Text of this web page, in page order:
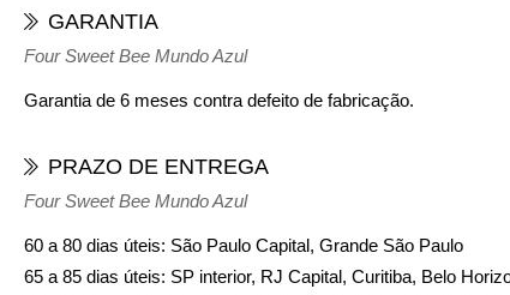
GARANTIA
Four Sweet Bee Mundo Azul
Garantia de 6 meses contra defeito de fabricação.
PRAZO DE ENTREGA
Four Sweet Bee Mundo Azul
60 a 80 dias úteis: São Paulo Capital, Grande São Paulo
65 a 85 dias úteis: SP interior, RJ Capital, Curitiba, Belo